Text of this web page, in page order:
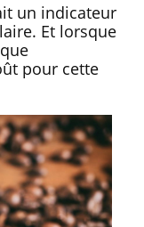
un indicateur
Et lorsque
pour cette